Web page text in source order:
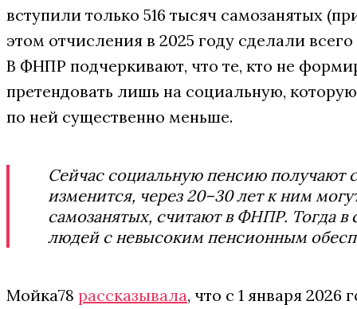
вступили только 516 тысяч самозанятых
этом отчисления в 2025 году сделали
В ФНПР подчеркивают, что те, кто не
претендовать лишь на социальную,
по ней существенно меньше.
Сейчас социальную пенсию получают
изменится, через 20–30 лет к ним
самозанятых, считают в ФНПР. Тогда в
людей с невысоким пенсионным
Мойка78 рассказывала, что с 1 января 2026